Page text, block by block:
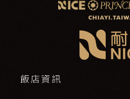
飯店資訊